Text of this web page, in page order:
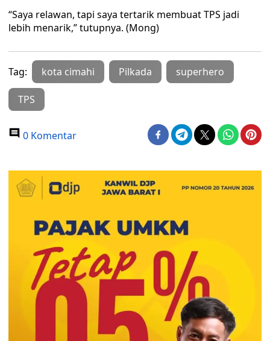
“Saya relawan, tapi saya tertarik membuat TPS jadi
lebih menarik,” tutupnya. (Mong)
Tag: kota cimahi Pilkada superhero
TPS
0 Komentar